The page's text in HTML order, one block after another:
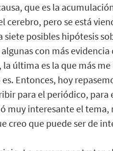
que es la
cerebro, pero se está
siete posibles hipótesis
con más
última es la que más
Entonces, hoy
para el periódico,
muy interesante el tema,
creo que puede ser de